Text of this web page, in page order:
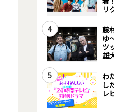
リ
4
藤
ゆ
ツ
雄
5
わ
し
レ